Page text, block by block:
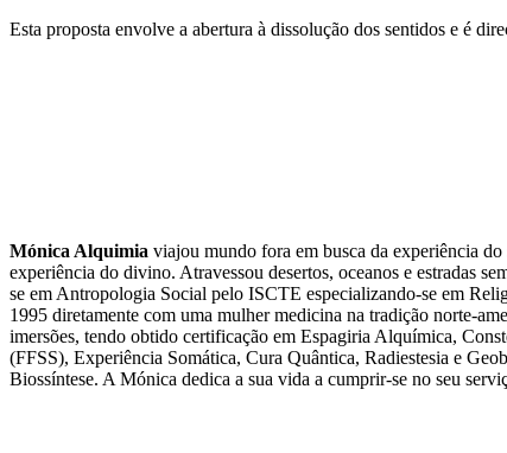
Esta proposta envolve a abertura à dissolução dos sentidos e é
Mónica Alquimia viajou mundo fora em busca da experiência
experiência do divino. Atravessou desertos, oceanos e estradas
se em Antropologia Social pelo ISCTE especializando-se em
1995 diretamente com uma mulher medicina na tradição norte-
imersões, tendo obtido certificação em Espagiria Alquímica,
(FFSS), Experiência Somática, Cura Quântica, Radiestesia e
Biossíntese. A Mónica dedica a sua vida a cumprir-se no seu